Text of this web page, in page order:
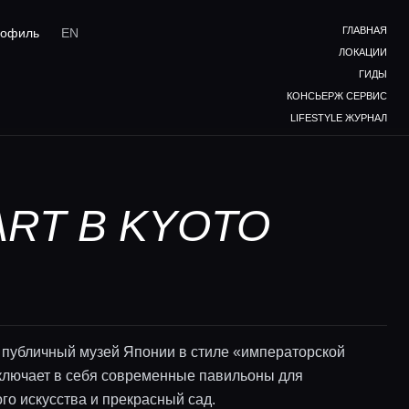
EN
ГЛАВНАЯ
ЛОКАЦИИ
ГИДЫ
КОНСЬЕРЖ СЕРВИС
LIFESTYLE ЖУРНАЛ
В KYOTO
музей Японии в стиле «императорской
в себя современные павильоны для
искусства и прекрасный сад.